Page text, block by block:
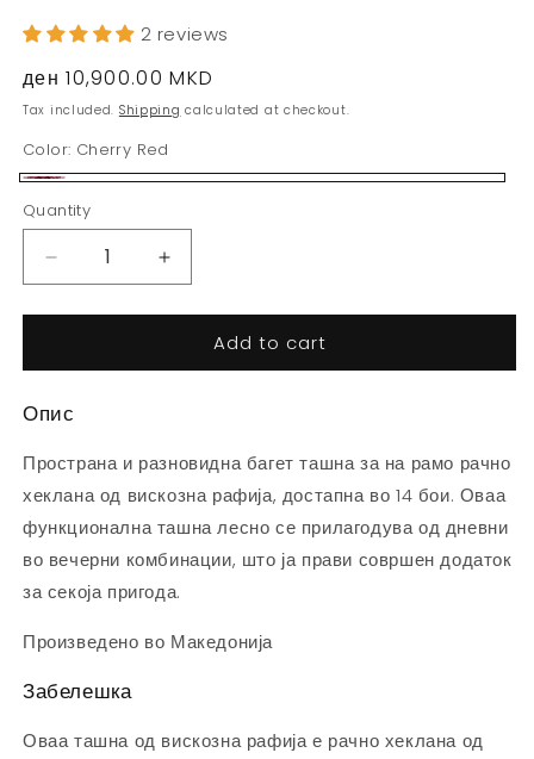
2 reviews
Regular
price
ден 10,900.00 MKD
Tax included. Shipping calculated at checkout.
Color: Cherry Red
Red
Quantity
Decrease
quantity
for
Багет
Бордо
Increase
quantity
for
Силви
Багет
Add to cart
Опис
Пространа и разновидна багет ташна за на рамо рачно
хеклана од вискозна рафија, достапна во 14 бои. Оваа
функционална ташна лесно се прилагодува од дневни
во вечерни комбинации, што ја прави совршен додаток
за секоја пригода.
Произведено во Македонија
Забелешка
Оваа ташна од вискозна рафија е рачно хеклана од